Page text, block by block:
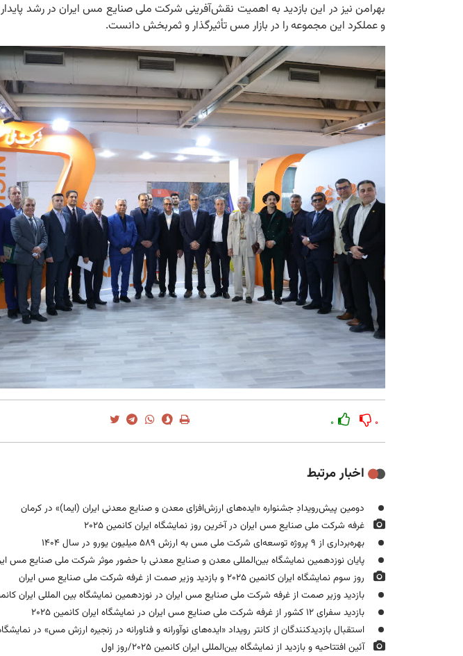
بهرامن نیز در این بازدید به اهمیت نقش‌آفرینی شرکت ملی صنایع مس ایران در رشد
و عملکرد این مجموعه را در بازار مس تأثیرگذار و ثمربخش دانست.
۰ ۰
اخبار مرتبط
دومین پیش‌رویدادِ جشنواره «ایده‌های ارزش‌افزای معدن و صنایع معدنی ایران (ایما)» در کرمان
غرفه شرکت ملی صنایع مس ایران در آخرین روز نمایشگاه ایران کانمین ۲۰۲۵
بهره‌برداری از ۹ پروژه توسعه‌ای شرکت ملی مس به ارزش ۵۸۹ میلیون یورو در سال ۱۴۰۴
پایان نوزدهمین نمایشگاه بین‌المللی معدن و صنایع معدنی با حضور موثر شرکت ملی صنایع مس
روز سوم نمایشگاه ایران کانمین ۲۰۲۵ و بازدید وزیر صمت از غرفه شرکت ملی صنایع مس ایران
بازدید وزیر صمت از غرفه شرکت ملی صنایع مس ایران در نوزدهمین نمایشگاه بین المللی ایران کانمین
بازدید سفرای ۱۲ کشور از غرفه شرکت ملی صنایع مس ایران در نمایشگاه ایران کانمین ۲۰۲۵
استقبال بازدیدکنندگان از کانتر رویداد «ایده‌های نوآورانه و فناورانه در زنجیره ارزش مس» در نمایشگاه
آئین افتتاحیه و بازدید از نمایشگاه بین‌المللی ایران کانمین ۲۰۲۵/روز اول